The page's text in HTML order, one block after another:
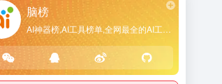
脑榜
AI神器榜,AI工具榜单,全网最全的AI工具导航网站